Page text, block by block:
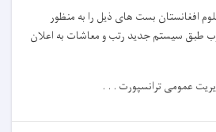
افغانستان بست های ذیل را به منظور
طبق سیستم جدید رتب و معاشات به اعلان
عمومی ترانسپورت . . .